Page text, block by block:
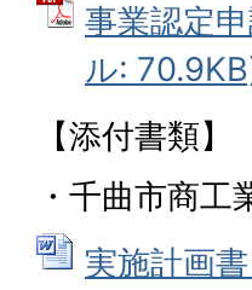
事業認定
ル:
【添付書類】
・千曲市商
実施計画